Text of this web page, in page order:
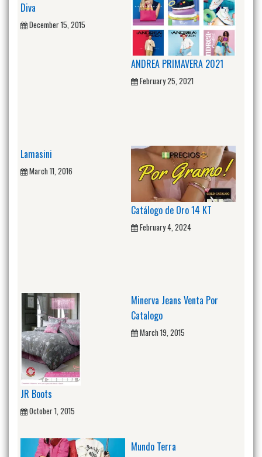
Diva
December 15, 2015
ANDREA PRIMAVERA 2021
February 25, 2021
Lamasini
March 11, 2016
Catálogo de Oro 14 KT
February 4, 2024
JR Boots
October 1, 2015
Minerva Jeans Venta Por
Catalogo
March 19, 2015
Mundo Terra